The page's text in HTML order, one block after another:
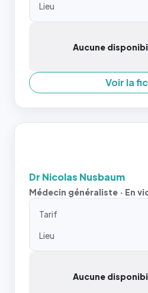
Lieu
Aucune
Voir la
Dr Nicolas Nusbaum
Médecin généraliste · En
Tarif
Lieu
Aucune